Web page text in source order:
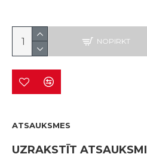
NOPIRKT
ATSAUKSMES
UZRAKSTĪT ATSAUKSMI